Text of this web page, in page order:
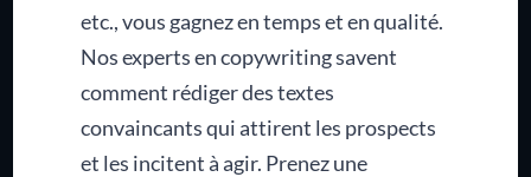
etc., vous gagnez en temps et en qualité.
Nos experts en copywriting savent
comment rédiger des textes
convaincants qui attirent les prospects
et les incitent à agir. Prenez une